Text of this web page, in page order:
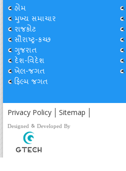
હોમ
મુખ્ય સમાચાર
રાજકોટ
સૌરાષ્ટ્ર-કચ્છ
ગુજરાત
દેશ-વિદેશ
ખેલ-જગત
ફિલ્મ જગત
Privacy Policy Sitemap
Designed & Developed By